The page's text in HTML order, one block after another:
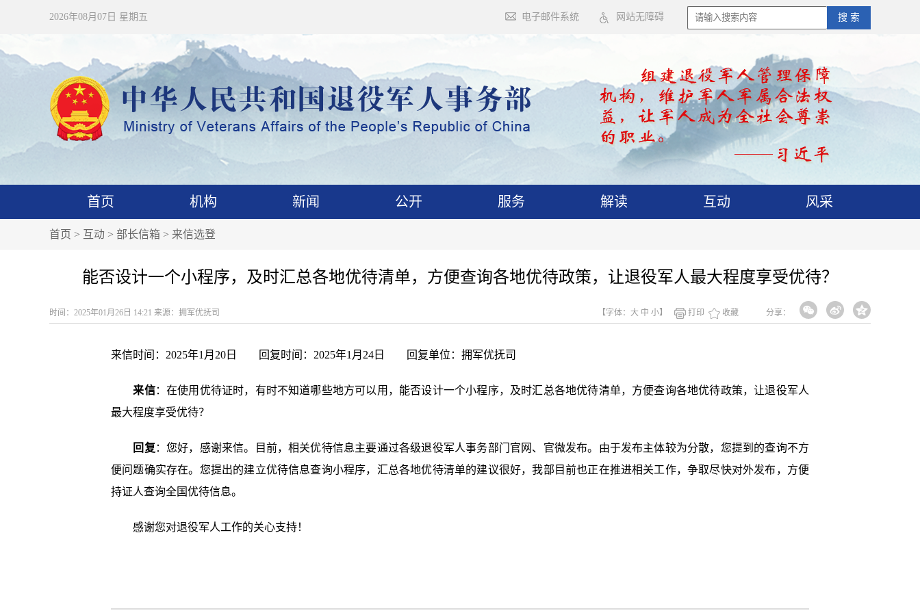
2026年08月07日 星期五 搜 索
电子邮件系统 网站无障碍
首页 机构 新闻 公开 服务 解读 互动 风采
首页 > 互动 > 部长信箱 > 来信选登
能否设计一个小程序，及时汇总各地优待清单，方便查询各地优待政策，让退役军人最大程度享受优待？
时间：2025年01月26日 14:21 来源：拥军优抚司 分享：
【字体： 大 中 小】 打印 收藏
来信时间：2025年1月20日 回复时间：2025年1月24日 回复单位：拥军优抚司
来信：在使用优待证时，有时不知道哪些地方可以用，能否设计一个小程序，及时汇总各地优待清单，方便查询各地优待政策，让退役军人
最大程度享受优待？
回复 ：您好，感谢来信。目前，相关优待信息主要通过各级退役军人事务部门官网、官微发布。由于发布主体较为分散，您提到的查询不方
便问题确实存在。您提出的建立优待信息查询小程序，汇总各地优待清单的建议很好，我部目前也正在推进相关工作，争取尽快对外发布，方便
持证人查询全国优待信息。
感谢您对退役军人工作的关心支持！